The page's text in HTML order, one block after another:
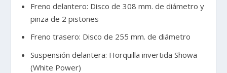
Freno delantero: Disco de 308 mm. de diámetro y
pinza de 2 pistones
Freno trasero: Disco de 255 mm. de diámetro
Suspensión delantera: Horquilla invertida Showa
(White Power)